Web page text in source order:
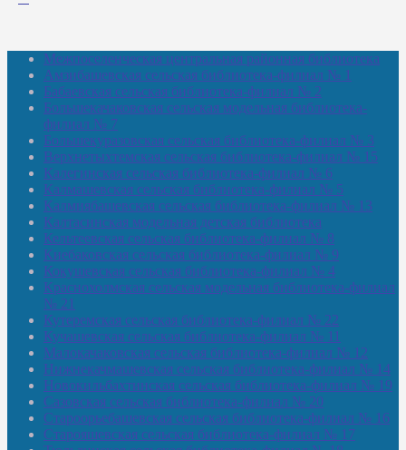
Межпоселенческая центральная районная библиотека
Амзибашевская сельская библиотека-филиал № 1
Бабаевская сельская библиотека-филиал № 2
Большекачаковская сельская модельная библиотека-
филиал № 7
Большекуразовская сельская библиотека-филиал № 3
Верхнетыхтемская сельская библиотека-филиал № 15
Калегинская сельская библиотека-филиал № 6
Калмашевская сельская библиотека-филиал № 5
Калмиябашевская сельская библиотека-филиал № 13
Калтасинская модельная детская библиотека
Кельтеевская сельская библиотека-филиал № 8
Киебаковская сельская библиотека-филиал № 9
Кокушевская сельская библиотека-филиал № 4
Краснохолмская сельская модельная библиотека-филиал
№ 21
Кутеремская сельская библиотека-филиал № 22
Кучашевская сельская библиотека-филиал № 11
Малокачаковская сельская библиотека-филиал № 12
Нижнекачмашевская сельская библиотека-филиал № 14
Новокильбахтинская сельская библиотека-филиал № 19
Сазовская сельская библиотека-филиал № 20
Староорьебашевская сельская библиотека-филиал № 16
Старояшевская сельская библиотека-филиал № 17